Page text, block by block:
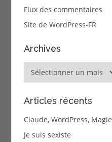
Flux des commentaires
Site de WordPress-FR
Archives
Articles récents
Claude, WordPress, Magie
Je suis sexiste